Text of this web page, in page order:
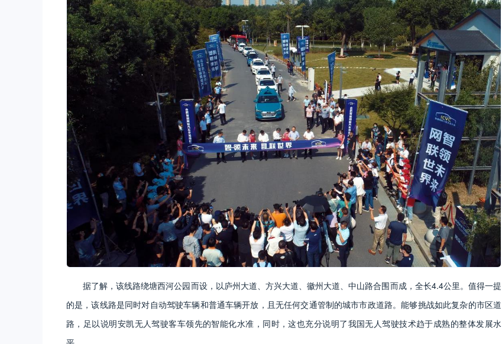
据了解，该线路绕塘西河公园而设，以庐州大道、方兴大道、徽州大道、中山路合围而成，全长4.4公里。值得一提
的是，该线路是同时对自动驾驶车辆和普通车辆开放，且无任何交通管制的城市市政道路。能够挑战如此复杂的市区道
路，足以说明安凯无人驾驶客车领先的智能化水准，同时，这也充分说明了我国无人驾驶技术趋于成熟的整体发展水